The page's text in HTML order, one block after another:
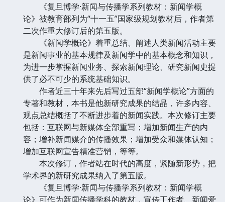
《复旦博学·新闻与传播学系列教材：新闻学概
论》被教育部列为“十一五”国家级规划教材后，作者第
二次作重大修订后的第五版。
《新闻学概论》着重总结、阐述人类新闻活动主要
是新闻事业的基本规律及新闻学中的基本概念和知识，
为进一步掌握新闻业务、探索新闻理论、研究新闻史提
供了必不可少的系统基础知识。
作者近三十年来先后写过五部“新闻学概论”方面的
专著和教材，本书是他新研究成果的结晶，许多内容、
观点总结概括了不断进步着的新闻实践。本次修订主要
包括：互联网与新媒体全部重写；增加新闻生产的内
容；增补新闻媒介的传播效果；增加受众和媒体认知；
增加互联网宣告精准营销，等等。
本次修订，作者站在时代的高度，紧随新形势，把
学术界的新研究成果纳入了第五版。
《复旦博学·新闻与传播学系列教材：新闻学概
论》可作为新闻传播学科的教材，宣传工作者、新闻爱